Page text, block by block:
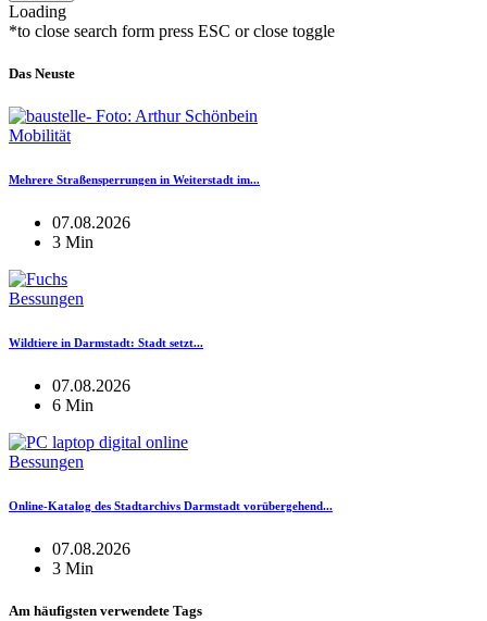
Loading
*to close search form press ESC or close toggle
Das Neuste
Mobilität
Mehrere Straßensperrungen in Weiterstadt im...
07.08.2026
3 Min
Bessungen
Wildtiere in Darmstadt: Stadt setzt...
07.08.2026
6 Min
Bessungen
Online-Katalog des Stadtarchivs Darmstadt vorübergehend...
07.08.2026
3 Min
Am häufigsten verwendete Tags